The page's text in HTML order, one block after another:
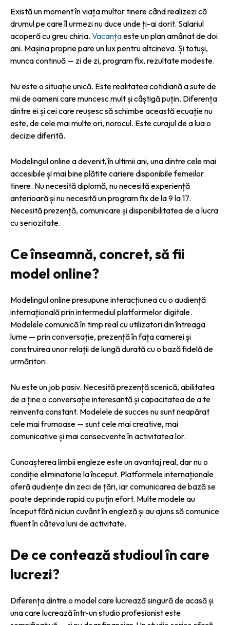
Există un moment în viața multor tinere când realizezi că
drumul pe care îl urmezi nu duce unde ți-ai dorit. Salariul
acoperă cu greu chiria. Vacanțaeste un plan amânat de doi
ani. Mașina proprie pare un lux pentru altcineva. Și totuși,
munca continuă — zi de zi, program fix, rezultate modeste.
Nu este o situație unică. Este realitatea cotidiană a sute de
mii de oameni care muncesc mult și câștigă puțin. Diferența
dintre ei și cei care reușesc să schimbe această ecuație nu
este, de cele mai multe ori, norocul. Este curajul de a lua o
decizie diferită.
Modelingul online a devenit, în ultimii ani, una dintre cele mai
accesibile și mai bine plătite cariere disponibile femeilor
tinere. Nu necesită diplomă, nu necesită experiență
anterioară și nu necesită un program fix de la 9 la 17.
Necesită prezență, comunicare și disponibilitatea de a lucra
cu seriozitate.
Ce înseamnă, concret, să fii
model online?
Modelingul online presupune interacțiunea cu o audiență
internațională prin intermediul platformelor digitale.
Modelele comunică în timp real cu utilizatori din întreaga
lume — prin conversație, prezență în fața camerei și
construirea unor relații de lungă durată cu o bază fidelă de
urmăritori.
Nu este un job pasiv. Necesită prezență scenică, abilitatea
de a ține o conversație interesantă și capacitatea de a te
reinventa constant. Modelele de succes nu sunt neapărat
cele mai frumoase — sunt cele mai creative, mai
comunicative și mai consecvente în activitatea lor.
Cunoașterea limbii engleze este un avantaj real, dar nu o
condiție eliminatorie la început. Platformele internaționale
oferă audiențe din zeci de țări, iar comunicarea de bază se
poate deprinde rapid cu puțin efort. Multe modele au
început fără niciun cuvânt în engleză și au ajuns să comunice
fluent în câteva luni de activitate.
De ce contează studioul în care
lucrezi?
Diferența dintre o model care lucrează singură de acasă și
una care lucrează într-un studio profesionist este